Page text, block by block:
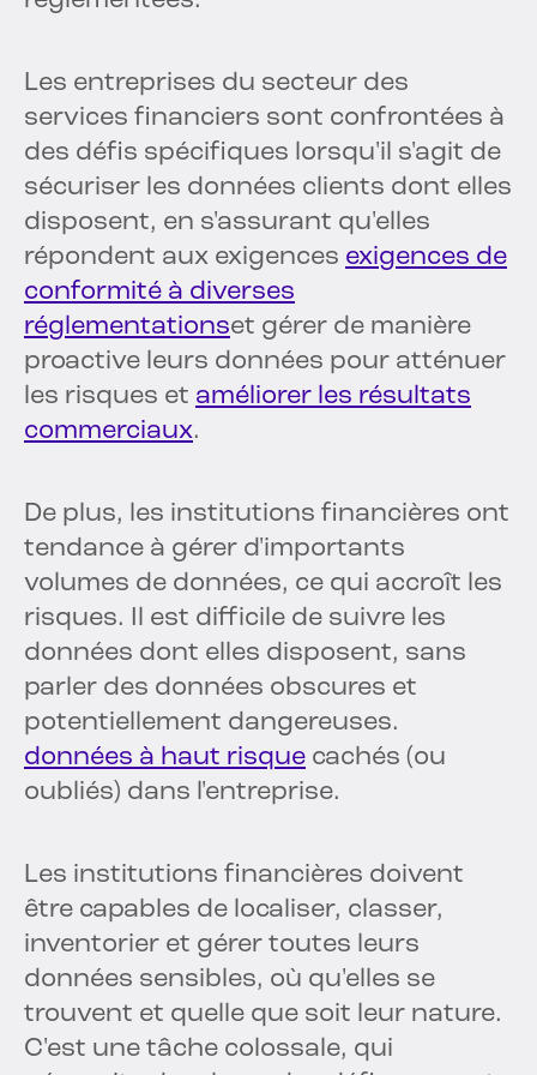
Les entreprises du secteur des
services financiers sont confrontées à
des défis spécifiques lorsqu'il s'agit de
sécuriser les données clients dont elles
disposent, en s'assurant qu'elles
répondent aux exigences exigences de
conformité à diverses
réglementationset gérer de manière
proactive leurs données pour atténuer
les risques et améliorer les résultats
commerciaux.
De plus, les institutions financières ont
tendance à gérer d'importants
volumes de données, ce qui accroît les
risques. Il est difficile de suivre les
données dont elles disposent, sans
parler des données obscures et
potentiellement dangereuses.
données à haut risque cachés (ou
oubliés) dans l'entreprise.
Les institutions financières doivent
être capables de localiser, classer,
inventorier et gérer toutes leurs
données sensibles, où qu'elles se
trouvent et quelle que soit leur nature.
C'est une tâche colossale, qui